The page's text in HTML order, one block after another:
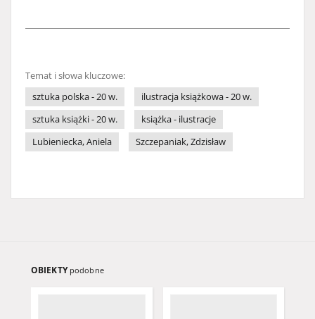
Temat i słowa kluczowe:
sztuka polska - 20 w.
ilustracja książkowa - 20 w.
sztuka książki - 20 w.
książka - ilustracje
Lubieniecka, Aniela
Szczepaniak, Zdzisław
OBIEKTY podobne